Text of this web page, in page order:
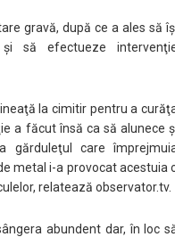
gravă, după ce a ales să
să efectueze
la cimitir pentru a
a făcut însă ca să alunece
gărduleţul care
metal i-a provocat acestuia
relatează observator.tv.
abundent dar, în loc